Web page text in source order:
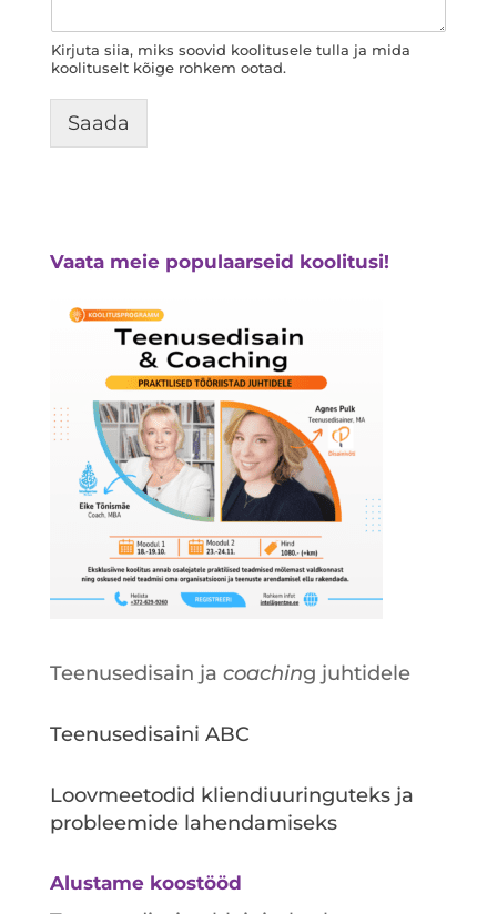
Kirjuta siia, miks soovid koolitusele tulla ja mida
koolituselt kõige rohkem ootad.
Saada
Vaata meie populaarseid koolitusi!
Teenusedisain ja coaching juhtidele
Teenusedisaini ABC
Loovmeetodid kliendiuuringuteks ja
probleemide lahendamiseks
Alustame koostööd